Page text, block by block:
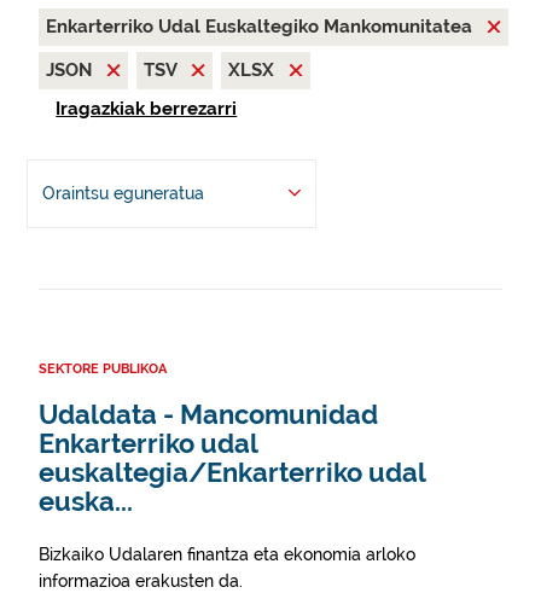
Enkarterriko Udal Euskaltegiko Mankomunitatea
JSON
TSV
XLSX
Iragazkiak berrezarri
Oraintsu eguneratua
SEKTORE PUBLIKOA
Udaldata - Mancomunidad
Enkarterriko udal
euskaltegia/Enkarterriko udal
euska...
Bizkaiko Udalaren finantza eta ekonomia arloko
informazioa erakusten da.